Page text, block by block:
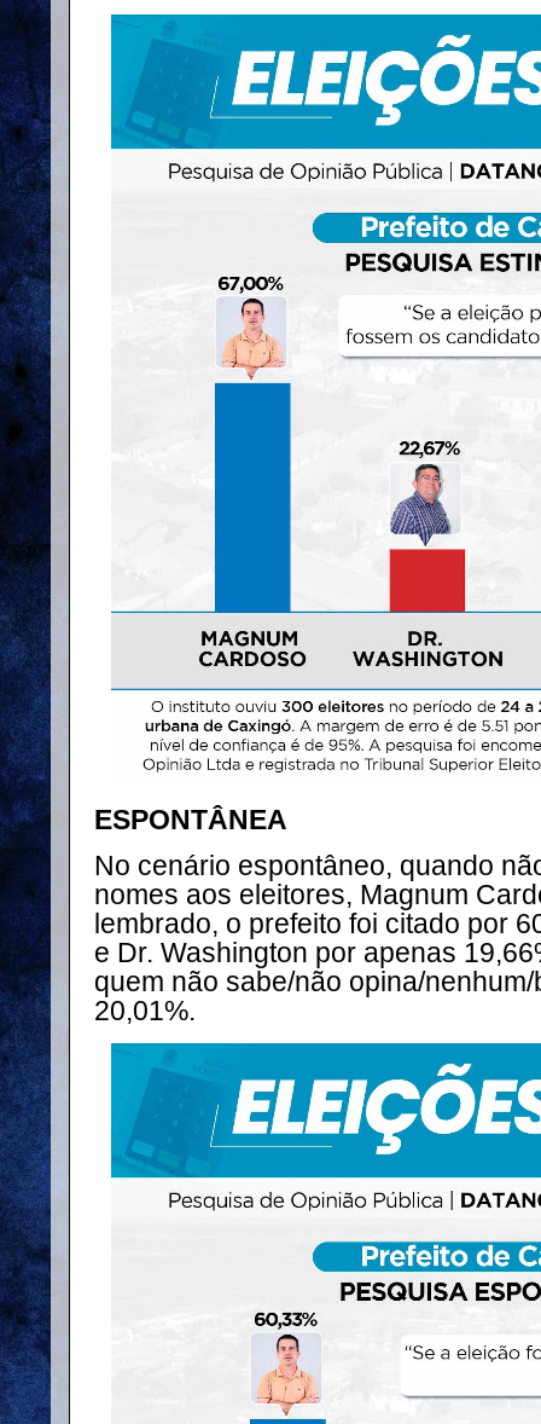
ESPONTÂNEA
No cenário espontâneo, quando
nomes aos eleitores, Magnum
lembrado, o prefeito foi citado por
e Dr. Washington por apenas
quem não sabe/não opina/
20,01%.